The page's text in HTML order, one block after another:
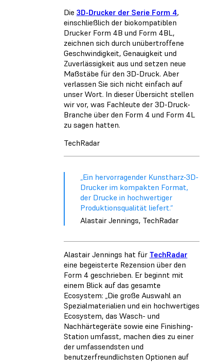
Die 3D-Drucker der Serie Form 4,
einschließlich der biokompatiblen
Drucker Form 4B und Form 4BL,
zeichnen sich durch unübertroffene
Geschwindigkeit, Genauigkeit und
Zuverlässigkeit aus und setzen neue
Maßstäbe für den 3D-Druck. Aber
verlassen Sie sich nicht einfach auf
unser Wort. In dieser Übersicht stellen
wir vor, was Fachleute der 3D-Druck-
Branche über den Form 4 und Form 4L
zu sagen hatten.
TechRadar
„Ein hervorragender Kunstharz-3D-
Drucker im kompakten Format,
der Drucke in hochwertiger
Produktionsqualität liefert.“
Alastair Jennings, TechRadar
Alastair Jennings hat für TechRadar
eine begeisterte Rezension über den
Form 4 geschrieben. Er beginnt mit
einem Blick auf das gesamte
Ecosystem: „Die große Auswahl an
Spezialmaterialien und ein hochwertiges
Ecosystem, das Wasch- und
Nachhärtegeräte sowie eine Finishing-
Station umfasst, machen dies zu einer
der umfassendsten und
benutzerfreundlichsten Optionen auf